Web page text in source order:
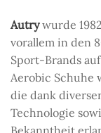
Autrywurde
vorallem in den
Sport-Brands
Aerobic Schuhe
die dank
Technologie
Bekanntheit